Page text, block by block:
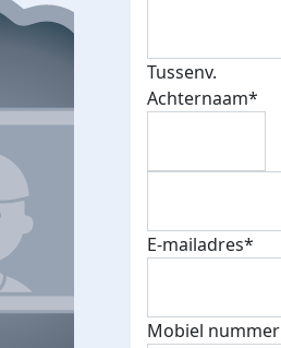
Tussenv.
Achternaam*
E-mailadres*
Mobiel nummer